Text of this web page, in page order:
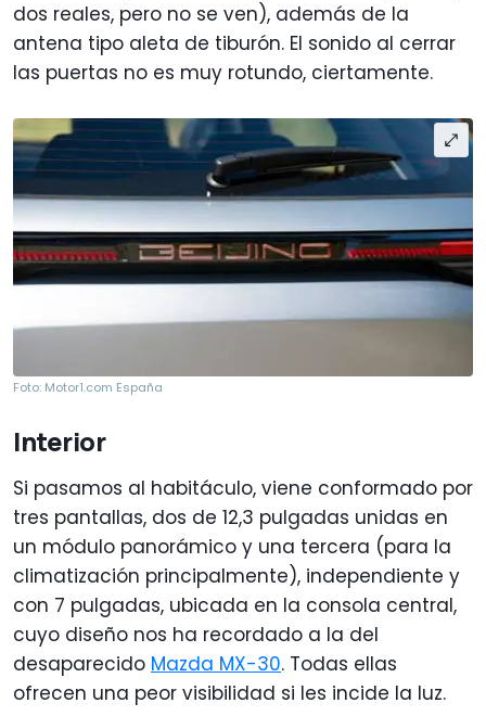
dos reales, pero no se ven), además de la
antena tipo aleta de tiburón. El sonido al cerrar
las puertas no es muy rotundo, ciertamente.
Foto: Motor1.com España
Interior
Si pasamos al habitáculo, viene conformado por
tres pantallas, dos de 12,3 pulgadas unidas en
un módulo panorámico y una tercera (para la
climatización principalmente), independiente y
con 7 pulgadas, ubicada en la consola central,
cuyo diseño nos ha recordado a la del
desaparecido Mazda MX-30. Todas ellas
ofrecen una peor visibilidad si les incide la luz.